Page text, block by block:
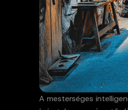
A mesterséges